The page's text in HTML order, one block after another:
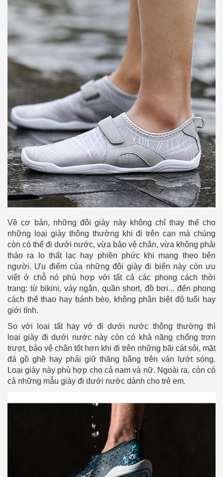
Về cơ bản, những đôi giày này không chỉ thay thế cho
những loại giày thông thường khi đi trên cạn mà chúng
còn có thể đi dưới nước, vừa bảo vệ chân, vừa không phải
tháo ra lo thất lạc hay phiền phức khi mang theo bên
người. Ưu điểm của những đôi giày đi biển này còn ưu
việt ở chỗ nó phù hợp với tất cả các phong cách thời
trang: từ bikini, váy ngắn, quần short, đồ bơi... đến phong
cách thể thao hay bánh bèo, không phân biệt độ tuổi hay
giới tính.
So với loại tất hay vớ đi dưới nước thông thường thì
loại giày đi dưới nước này còn có khả năng chống trơn
trượt, bảo vệ chân tốt hơn khi đi trên những bãi cát sỏi, mặt
đá gồ ghề hay phải giữ thăng bằng trên ván lướt sóng.
Loại giày này phù hợp cho cả nam và nữ. Ngoài ra, còn có
cả những mẫu giày đi dưới nước dành cho trẻ em.